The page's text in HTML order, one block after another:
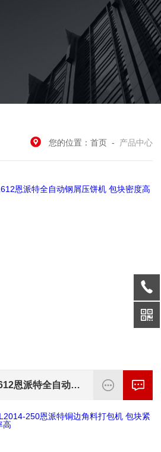
您的位置： 首页 - 产品中心
BM-1612恩派特全自动钢屑压饼机 包块密度高